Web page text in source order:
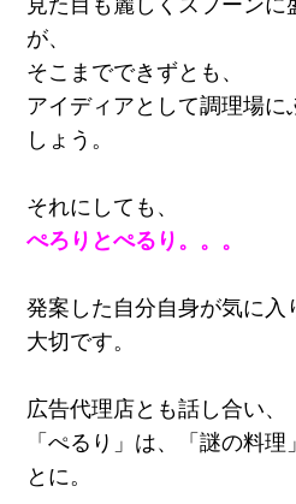
が、
そこまでできずとも、
アイディアとして調理場
しょう。
それにしても、
ぺろりとぺるり。。。
発案した自分自身が気に
大切です。
広告代理店とも話し合い、
「ぺるり」は、「謎の料
とに。